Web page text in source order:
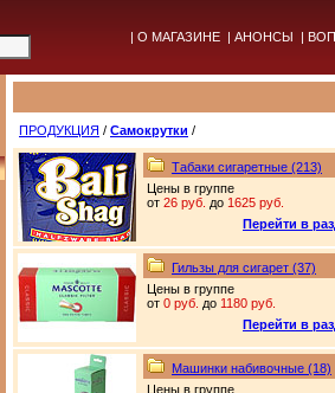
| О МАГАЗИНЕ | АНОНСЫ |
ПРОДУКЦИЯ / Самокрутки /
Табаки сигаретные (213)
Цены в группе
от 26 руб. до 1625 руб.
Перейти в
Гильзы для сигарет (37)
Цены в группе
от 0 руб. до 1180 руб.
Перейти в
Машинки набивочные (18)
Цены в группе